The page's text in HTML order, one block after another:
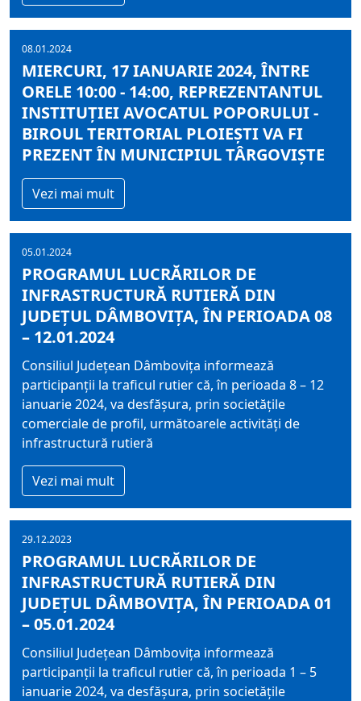
08.01.2024
MIERCURI, 17 IANUARIE 2024, ÎNTRE
ORELE 10:00 - 14:00, REPREZENTANTUL
INSTITUŢIEI AVOCATUL POPORULUI -
BIROUL TERITORIAL PLOIEŞTI VA FI
PREZENT ÎN MUNICIPIUL TÂRGOVIŞTE
Vezi mai mult
05.01.2024
PROGRAMUL LUCRĂRILOR DE
INFRASTRUCTURĂ RUTIERĂ DIN
JUDEȚUL DÂMBOVIȚA, ÎN PERIOADA 08
– 12.01.2024
Consiliul Judeţean Dâmboviţa informează
participanţii la traficul rutier că, în perioada 8 – 12
ianuarie 2024, va desfășura, prin societățile
comerciale de profil, următoarele activități de
infrastructură rutieră
Vezi mai mult
29.12.2023
PROGRAMUL LUCRĂRILOR DE
INFRASTRUCTURĂ RUTIERĂ DIN
JUDEȚUL DÂMBOVIȚA, ÎN PERIOADA 01
– 05.01.2024
Consiliul Judeţean Dâmboviţa informează
participanţii la traficul rutier că, în perioada 1 – 5
ianuarie 2024, va desfășura, prin societățile